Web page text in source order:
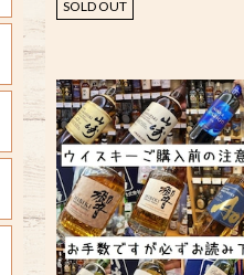
SOLD OUT